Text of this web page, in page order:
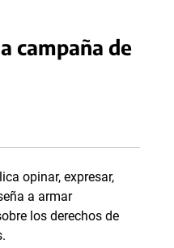
campaña de
opinar, expresar,
a armar
los derechos de